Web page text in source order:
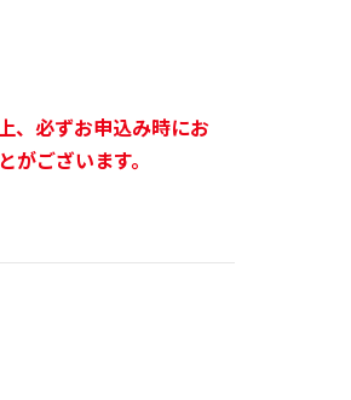
、必ずお申込み時にお
ございます。